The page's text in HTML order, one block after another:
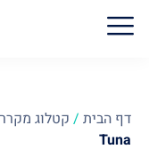
דף הבית / קטלוג
Tuna